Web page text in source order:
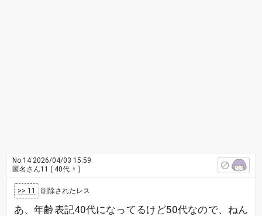
No.142026/04/03 15:59
匿名さん11 ( 40代 ♀ )
>> 11 削除されたレス
あ、年齢表記40代になってるけど50代なので、ねん